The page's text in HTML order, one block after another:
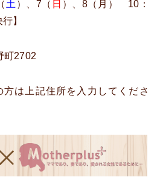
土 ）、7（ 日 ）、8（月） 10：
】
町2702
は上記住所を入力してくださ